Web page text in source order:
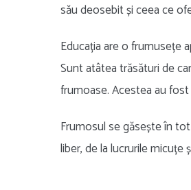
său deosebit și ceea ce
Educația are o frumusețe
Sunt atâtea trăsături de
frumoase. Acestea au
Frumosul se găsește în
liber, de la lucrurile micuțe